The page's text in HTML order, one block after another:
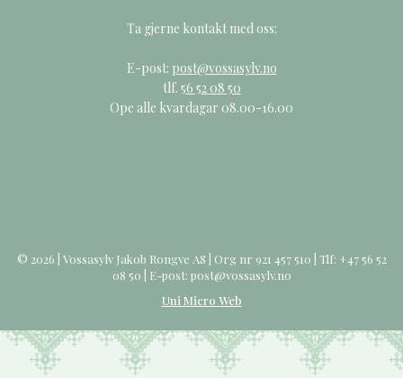
Ta gjerne kontakt med oss:
E-post: post@vossasylv.no
tlf. 56 52 08 50
Ope alle kvardagar 08.00-16.00
© 2026 | Vossasylv Jakob Rongve AS | Org nr 921 457 510 | Tlf: +47 56 52
08 50 | E-post: post@vossasylv.no
Uni Micro Web